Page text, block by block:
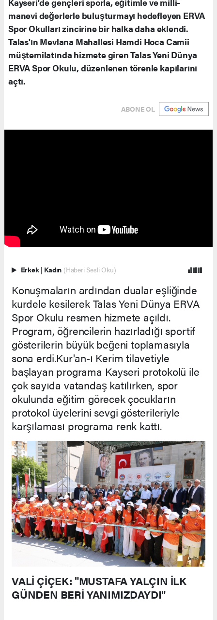
manevi değerlerle buluşturmayı hedefleyen ERVA
Spor Okulları zincirine bir halka daha eklendi.
Talas'ın Mevlana Mahallesi Hamdi Hoca Camii
müştemilatında hizmete giren Talas Yeni Dünya
ERVA Spor Okulu, düzenlenen törenle kapılarını
açtı.
ABONE OL
Erkek | Kadın (Haberi Sesli Oku)
Konuşmaların ardından dualar eşliğinde
kurdele kesilerek Talas Yeni Dünya ERVA
Spor Okulu resmen hizmete açıldı.
Program, öğrencilerin hazırladığı sportif
gösterilerin büyük beğeni toplamasıyla
sona erdi.Kur'an-ı Kerim tilavetiyle
başlayan programa Kayseri protokolü ile
çok sayıda vatandaş katılırken, spor
okulunda eğitim görecek çocukların
protokol üyelerini sevgi gösterileriyle
karşılaması programa renk kattı.
VALİ ÇİÇEK: "MUSTAFA YALÇIN İLK
GÜNDEN BERİ YANIMIZDAYDI"